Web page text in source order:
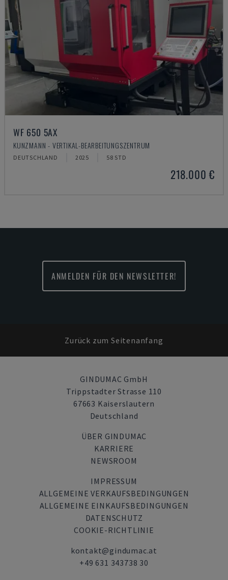
WF 650 5AX
KUNZMANN - VERTIKAL-BEARBEITUNGSZENTRUM
DEUTSCHLAND 2025 58 STD
218.000 €
ANMELDEN FÜR DEN NEWSLETTER!
Zurück zum Seitenanfang
GINDUMAC GmbH
Trippstadter Strasse 110
67663 Kaiserslautern
Deutschland
ÜBER GINDUMAC
KARRIERE
NEWSROOM
IMPRESSUM
ALLGEMEINE VERKAUFSBEDINGUNGEN
ALLGEMEINE EINKAUFSBEDINGUNGEN
DATENSCHUTZ
COOKIE-RICHTLINIE
kontakt@gindumac.at
+49 631 343738 30